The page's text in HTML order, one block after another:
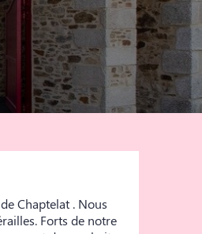
Chaptelat . Nous
Forts de notre